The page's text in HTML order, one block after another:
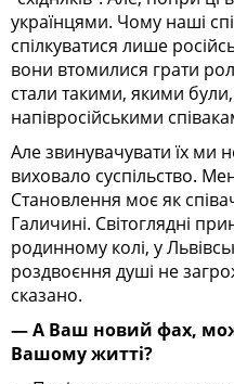
українцями. Чому наші
спілкуватися лише
вони втомилися грати
стали такими, якими
напівросійськими
Але звинувачувати їх ми
виховало суспільство.
Становлення моє як
Галичині. Світоглядні
родинному колі, у
роздвоєння душі не
сказано.
— А Ваш новий фах,
Вашому житті?